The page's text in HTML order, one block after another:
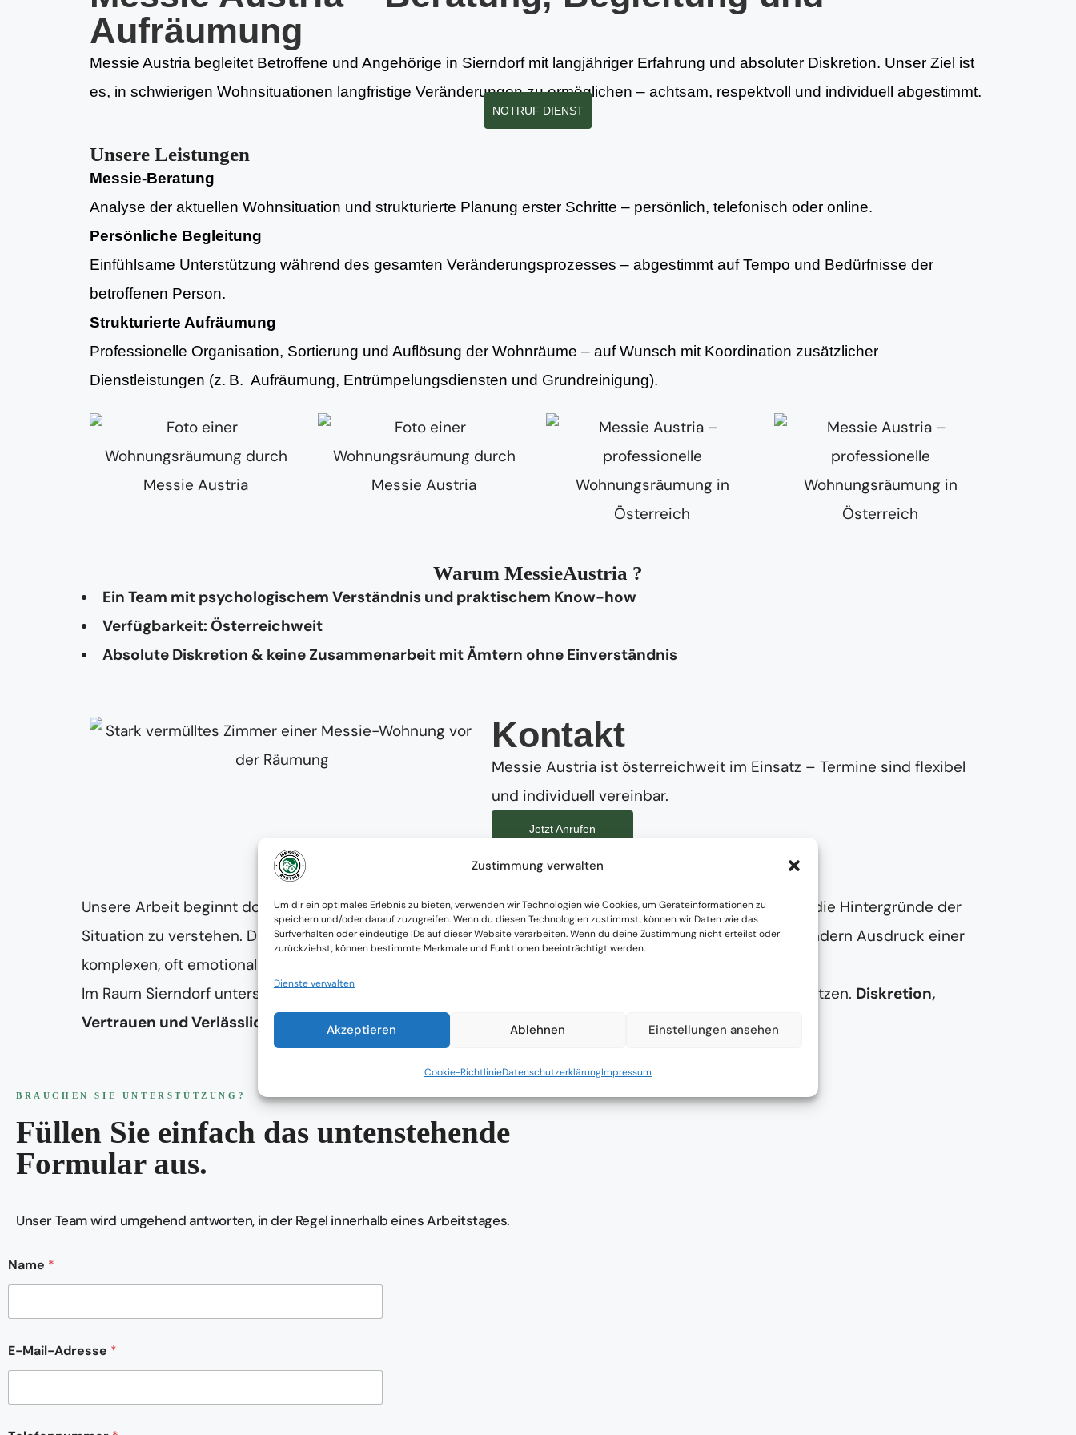
Zustimmung verwalten
Um dir ein optimales Erlebnis zu bieten, verwenden wir Technologien wie Cookies, um Geräteinformationen zu
speichern und/oder darauf zuzugreifen. Wenn du diesen Technologien zustimmst, können wir Daten wie das
Surfverhalten oder eindeutige IDs auf dieser Website verarbeiten. Wenn du deine Zustimmung nicht erteilst oder
zurückziehst, können bestimmte Merkmale und Funktionen beeinträchtigt werden.
Dienste verwalten
Akzeptieren Ablehnen Einstellungen ansehen
Cookie-RichtlinieDatenschutzerklärungImpressum
Aufräumung
Messie Austria begleitet Betroffene und Angehörige in Sierndorf mit langjähriger Erfahrung und absoluter Diskretion. Unser Ziel ist
es, in schwierigen Wohnsituationen langfristige Veränderungen zu ermöglichen – achtsam, respektvoll und individuell abgestimmt.
NOTRUF DIENST
Unsere Leistungen
Messie-Beratung
Analyse der aktuellen Wohnsituation und strukturierte Planung erster Schritte – persönlich, telefonisch oder online.
Persönliche Begleitung
Einfühlsame Unterstützung während des gesamten Veränderungsprozesses – abgestimmt auf Tempo und Bedürfnisse der
betroffenen Person.
Strukturierte Aufräumung
Professionelle Organisation, Sortierung und Auflösung der Wohnräume – auf Wunsch mit Koordination zusätzlicher
Dienstleistungen (z. B. Aufräumung, Entrümpelungsdiensten und Grundreinigung).
Warum MessieAustria ?
Ein Team mit psychologischem Verständnis und praktischem Know-how
Verfügbarkeit: Österreichweit
Absolute Diskretion & keine Zusammenarbeit mit Ämtern ohne Einverständnis
Kontakt
Messie Austria ist österreichweit im Einsatz – Termine sind flexibel
und individuell vereinbar.
Jetzt Anrufen
Beratung & Begleitung bei Messie-Situationen in Sierndorf
Unsere Arbeit beginnt dort, wo andere aufhören: Mit einerindividuellen Beratungnehmen wir uns Zeit, die Hintergründe der
Situation zu verstehen. Denn eineMessie Wohnungist nie einfach nur ein Problem der Unordnung – sondern Ausdruck einer
komplexen, oft emotional belastenden Lebensphase.
Im Raum Sierndorf unterstützen wir dabei, realistische, achtsame Schritte in Richtung Veränderung zu setzen. Diskretion,
Vertrauen und Verlässlichkeit
stehen dabei im Mittelpunkt.
BRAUCHEN SIE UNTERSTÜTZUNG?
Füllen Sie einfach das untenstehende
Formular aus.
Unser Team wird umgehend antworten, in der Regel innerhalb eines Arbeitstages.
Name *
a
m
T
l
E-Mail-Adresse *